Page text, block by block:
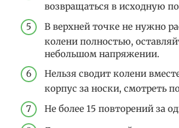
возвращаться в исходную
В верхней точке не нужно
колени полностью,
небольшом напряжении.
Нельзя сводит колени
корпус за носки, смотреть
Не более 15 повторений за